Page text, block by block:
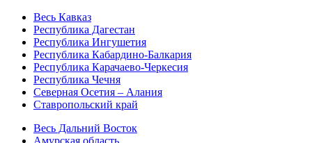
Весь Кавказ
Республика Дагестан
Республика Ингушетия
Республика Кабардино-Балкария
Республика Карачаево-Черкесия
Республика Чечня
Северная Осетия – Алания
Ставропольский край
Весь Дальний Восток
Амурская область